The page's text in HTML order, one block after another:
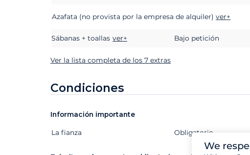
Azafata (no provista por la empresa de alquiler) ver+
Sábanas + toallas ver+ Bajo petición
Ver la lista completa de los 7 extras
Condiciones
Información importante
Extras Estado
La fianza Obligatorio
We